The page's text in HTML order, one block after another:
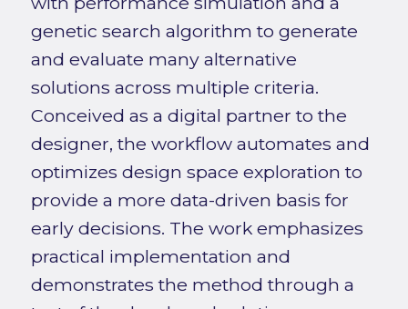
genetic search algorithm to generate
and evaluate many alternative
solutions across multiple criteria.
Conceived as a digital partner to the
designer, the workflow automates and
optimizes design space exploration to
provide a more data-driven basis for
early decisions. The work emphasizes
practical implementation and
demonstrates the method through a